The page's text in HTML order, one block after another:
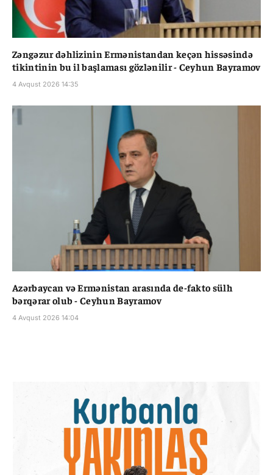
Zəngəzur dəhlizinin Ermənistandan keçən hissəsində
tikintinin bu il başlaması gözlənilir - Ceyhun Bayramov
4 Avqust 2026 14:35
Azərbaycan və Ermənistan arasında de-fakto sülh
bərqərar olub - Ceyhun Bayramov
4 Avqust 2026 14:04